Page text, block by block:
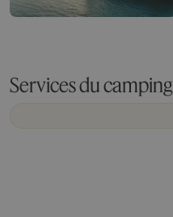
Services du camping